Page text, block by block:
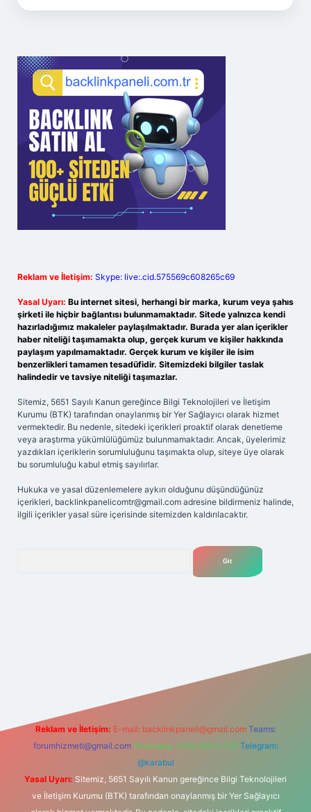
Reklam ve İletişim: Skype: live:.cid.575569c608265c69
Yasal Uyarı: Bu internet sitesi, herhangi bir marka, kurum veya şahıs
şirketi ile hiçbir bağlantısı bulunmamaktadır. Sitede yalnızca kendi
hazırladığımız makaleler paylaşılmaktadır. Burada yer alan içerikler
haber niteliği taşımamakta olup, gerçek kurum ve kişiler hakkında
paylaşım yapılmamaktadır. Gerçek kurum ve kişiler ile isim
benzerlikleri tamamen tesadüfidir. Sitemizdeki bilgiler taslak
halindedir ve tavsiye niteliği taşımazlar.
Sitemiz, 5651 Sayılı Kanun gereğince Bilgi Teknolojileri ve İletişim
Kurumu (BTK) tarafından onaylanmış bir Yer Sağlayıcı olarak hizmet
vermektedir. Bu nedenle, sitedeki içerikleri proaktif olarak denetleme
veya araştırma yükümlülüğümüz bulunmamaktadır. Ancak, üyelerimiz
yazdıkları içeriklerin sorumluluğunu taşımakta olup, siteye üye olarak
bu sorumluluğu kabul etmiş sayılırlar.
Hukuka ve yasal düzenlemelere aykırı olduğunu düşündüğünüz
içerikleri, backlinkpanelicomtr@gmail.com adresine bildirmeniz halinde,
ilgili içerikler yasal süre içerisinde sitemizden kaldırılacaktır.
Reklam ve İletişim: E-mail: backlinkpaneli@gmail.com Teams:
forumhizmeti@gmail.com Whatsapp: 0262 606 0 726 Telegram:
@karabul
Yasal Uyarı: Sitemiz, 5651 Sayılı Kanun gereğince Bilgi Teknolojileri
ve İletişim Kurumu (BTK) tarafından onaylanmış bir Yer Sağlayıcı